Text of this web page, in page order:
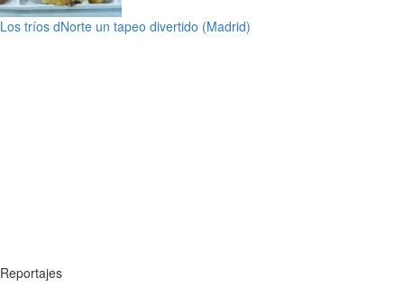
Los tríos dNorte un tapeo divertido (Madrid)
Reportajes